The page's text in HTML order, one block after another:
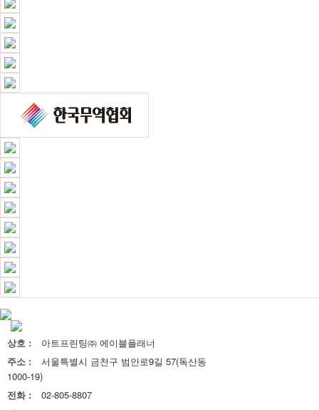
상호 :
아트프린팅㈜ 에이블플래너
주소 :
서울특별시 금천구 범안로9길 57(독산동
1000-19)
전화 :
02-805-8807